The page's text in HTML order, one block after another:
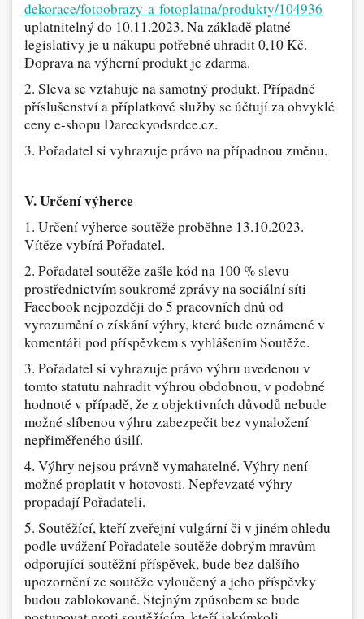
dekorace/fotoobrazy-a-fotoplatna/produkty/104936
uplatnitelný do 10.11.2023. Na základě platné
legislativy je u nákupu potřebné uhradit 0,10 Kč.
Doprava na výherní produkt je zdarma.
2. Sleva se vztahuje na samotný produkt. Případné
příslušenství a příplatkové služby se účtují za obvyklé
ceny e-shopu Dareckyodsrdce.cz.
3. Pořadatel si vyhrazuje právo na případnou změnu.
V. Určení výherce
1. Určení výherce soutěže proběhne 13.10.2023.
Vítěze vybírá Pořadatel.
2. Pořadatel soutěže zašle kód na 100 % slevu
prostřednictvím soukromé zprávy na sociální síti
Facebook nejpozději do 5 pracovních dnů od
vyrozumění o získání výhry, které bude oznámené v
komentáři pod příspěvkem s vyhlášením Soutěže.
3. Pořadatel si vyhrazuje právo výhru uvedenou v
tomto statutu nahradit výhrou obdobnou, v podobné
hodnotě v případě, že z objektivních důvodů nebude
možné slíbenou výhru zabezpečit bez vynaložení
nepřiměřeného úsilí.
4. Výhry nejsou právně vymahatelné. Výhry není
možné proplatit v hotovosti. Nepřevzaté výhry
propadají Pořadateli.
5. Soutěžící, kteří zveřejní vulgární či v jiném ohledu
podle uvážení Pořadatele soutěže dobrým mravům
odporující soutěžní příspěvek, bude bez dalšího
upozornění ze soutěže vyloučený a jeho příspěvky
budou zablokované. Stejným způsobem se bude